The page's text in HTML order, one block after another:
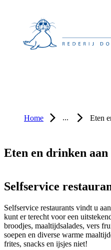
Overslaan
naar
hoofdnavigatie
Overslaan
naar
hoofdinhoud
Overslaan
naar
voettekstinhoud
Home ... Eten
Eten en drinken
Selfservice
Selfservice restaurants vindt u
kunt er terecht voor een
broodjes, maaltijdsalades, vers
soepen en diverse warme
frites, snacks en ijsjes niet!